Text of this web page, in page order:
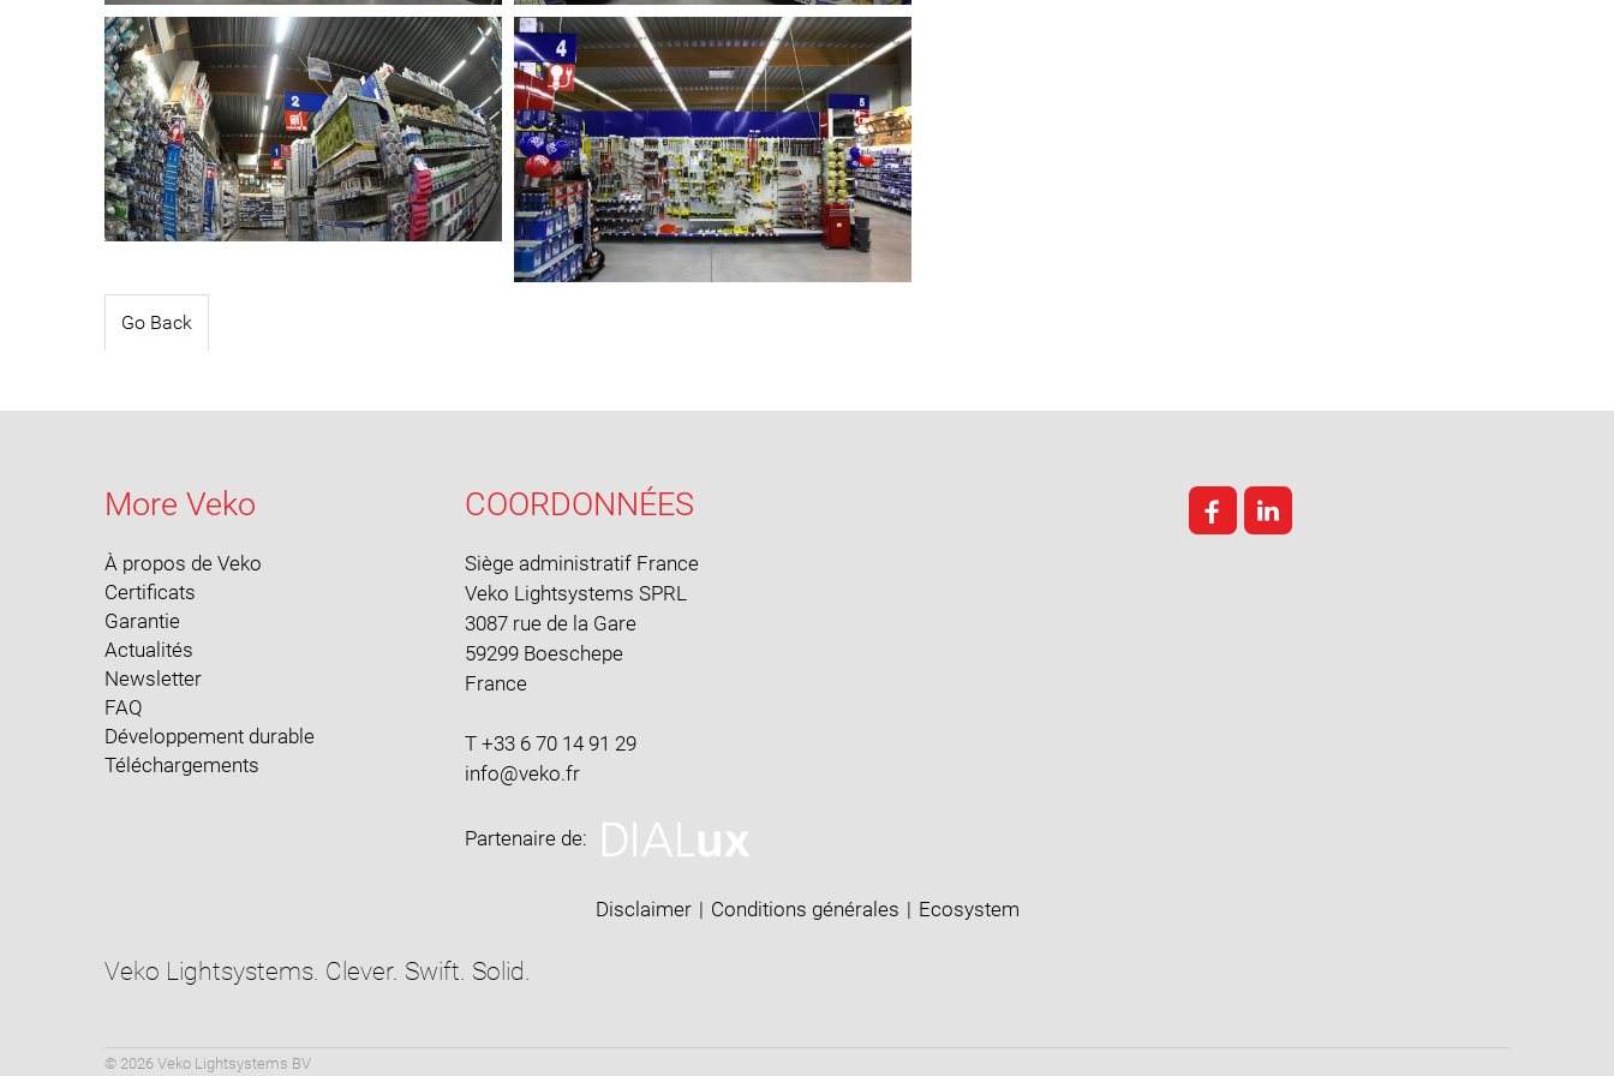
Go Back
More Veko
À propos de Veko
Certificats
Garantie
Actualités
Newsletter
FAQ
Développement durable
Téléchargements
COORDONNÉES
Siège administratif France
Veko Lightsystems SPRL
3087 rue de la Gare
59299 Boeschepe
France
T +33 6 70 14 91 29
Partenaire de:
Disclaimer | Conditions générales | Ecosystem
Veko Lightsystems. Clever. Swift. Solid.
© 2026 Veko Lightsystems BV